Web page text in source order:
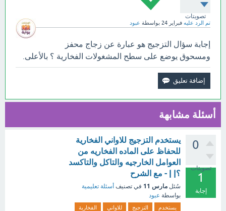
تصويتات
تم الرد عليه فبراير 24 بواسطة عبود
إجابة سؤال التزجيج هو عبارة عن زجاج محفز
ومسحوق يوضع على سطح المشغولات الفخارية ؟ بالأعلى.
أسئلة مشابهة
0
تصويتات
1
إجابة
يستخدم التزجيج للاواني الفخارية
للحفاظ على الماده الفخاريه من
العوامل الخارجيه والتاكل والتاكسد
؟| | - مع الشرح
سُئل مارس 11 في تصنيف أسئلة تعليمية
بواسطة عبود
يستخدم التزجيج للاواني
الفخارية